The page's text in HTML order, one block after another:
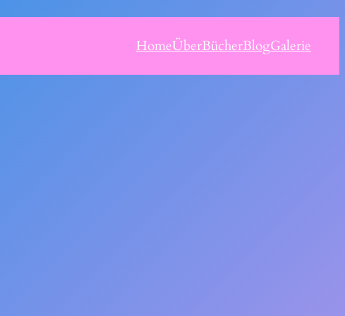
HomeÜberBücherBlogGalerie